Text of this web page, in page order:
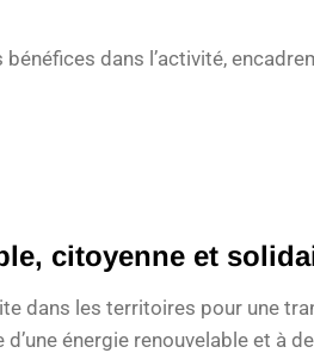
dans l’activité,
citoyenne et
dans les territoires pour une
énergie renouvelable et à